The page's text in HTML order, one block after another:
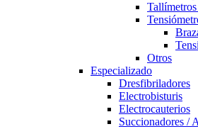
Otros
Especializado
Dresfibriladores
Electrobisturis
Electrocauterios
Succionadores /